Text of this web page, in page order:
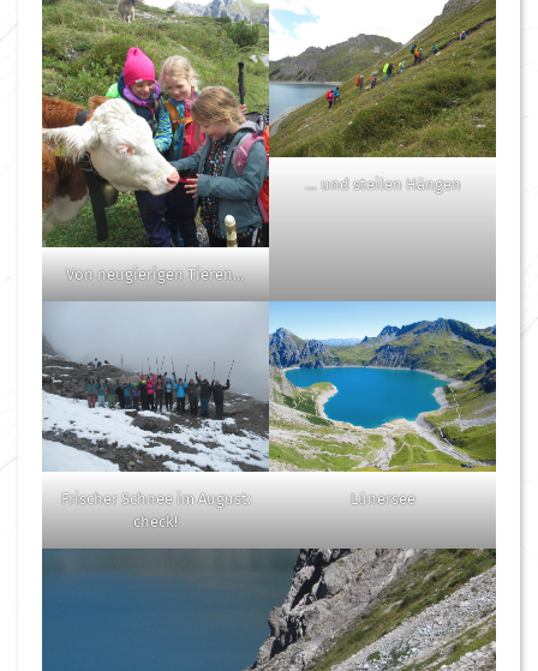
Von neugierigen Tieren…
… und steilen Hängen
Frischer Schnee im August:
check!
Lünersee